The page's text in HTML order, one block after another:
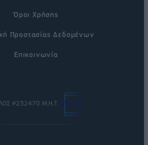
Όροι Χρήσης
Προστασίας Δεδομένων
Επικοινωνία
#232470 Μ.Η.Τ.